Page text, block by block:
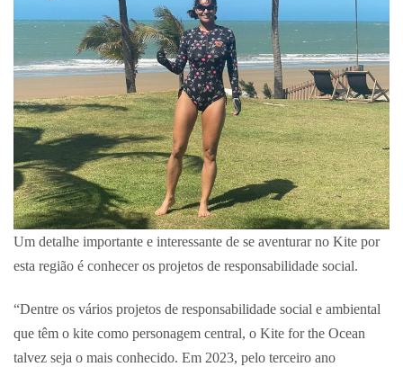
Um detalhe importante e interessante de se aventurar no Kite por
esta região é conhecer os projetos de responsabilidade social.
“Dentre os vários projetos de responsabilidade social e ambiental
que têm o kite como personagem central, o Kite for the Ocean
talvez seja o mais conhecido. Em 2023, pelo terceiro ano